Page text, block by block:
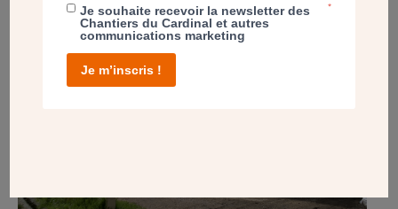
Je souhaite recevoir la newsletter des
Chantiers du Cardinal et autres
communications marketing
*
Je m’inscris !